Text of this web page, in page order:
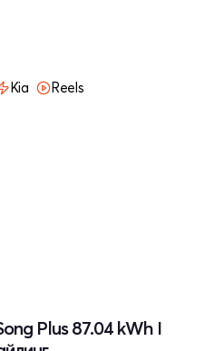
Kia Reels
Plus 87.04 kWh I